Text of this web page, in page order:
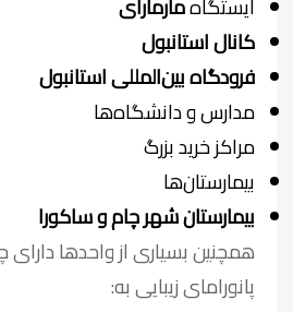
کانال استانبول
فرودگاه بین‌المللی استانبول
مدارس و دانشگاه‌ها
مراکز خرید بزرگ
بیمارستان‌ها
بیمارستان شهر چام و ساکورا
همچنین بسیاری از واحدها
پانورامای زیبایی به: